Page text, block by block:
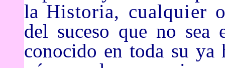
la Historia, cualquier
del suceso que no
conocido en toda su ya